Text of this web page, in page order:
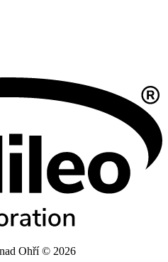
Ohří © 2026